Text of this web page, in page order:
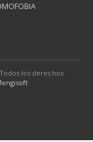
los derechos